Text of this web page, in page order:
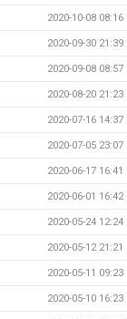
2020-10-08 08:16
2020-09-30 21:39
2020-09-08 08:57
2020-08-20 21:23
2020-07-16 14:37
2020-07-05 23:07
2020-06-17 16:41
2020-06-01 16:42
2020-05-24 12:24
2020-05-12 21:21
2020-05-11 09:23
2020-05-10 16:23